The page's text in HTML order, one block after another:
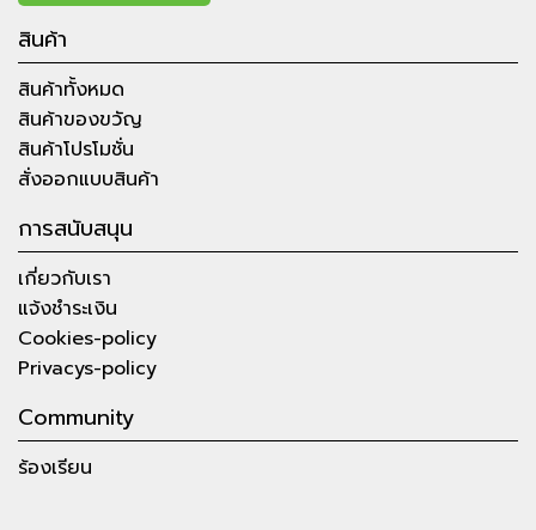
สินค้า
สินค้าทั้งหมด
สินค้าของขวัญ
สินค้าโปรโมชั่น
สั่งออกแบบสินค้า
การสนับสนุน
เกี่ยวกับเรา
แจ้งชำระเงิน
Cookies-policy
Privacys-policy
Community
ร้องเรียน